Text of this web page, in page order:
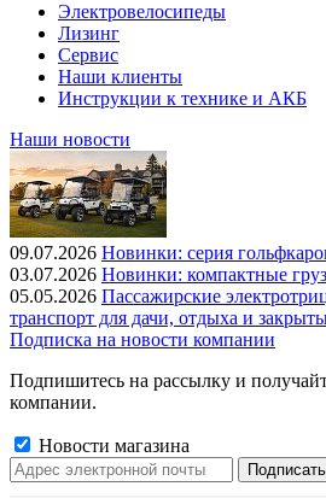
Электровелосипеды
Лизинг
Сервис
Наши клиенты
Инструкции к технике и АКБ
Наши новости
09.07.2026 Новинки: серия
03.07.2026 Новинки: компактные
05.05.2026 Пассажирские
транспорт для дачи, отдыха и
Подписка на новости компании
Подпишитесь на рассылку и
компании.
Новости магазина